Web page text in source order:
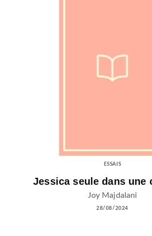
ESSAIS
Jessica seule dans une
Joy Majdalani
28/08/2024